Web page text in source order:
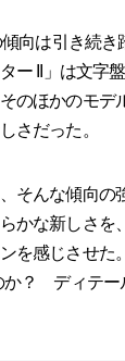
向は引き続き
ー II」は文字
のほかのモデ
さだった。
そんな傾向の
かな新しさを
を感じさせた
か？ ディテー